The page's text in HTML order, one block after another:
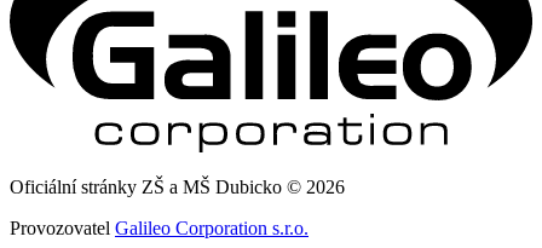
Oficiální stránky ZŠ a MŠ Dubicko © 2026
Provozovatel Galileo Corporation s.r.o.